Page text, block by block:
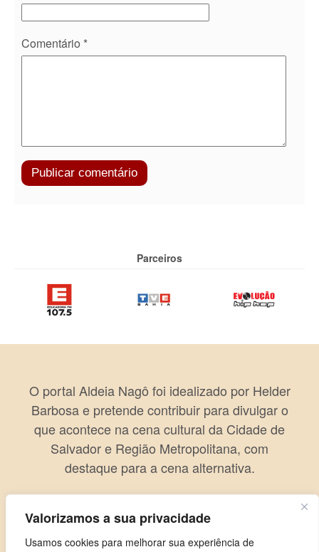
Valorizamos a sua privacidade
Usamos cookies para melhorar sua experiência de
Comentário *
Parceiros
O portal Aldeia Nagô foi idealizado por Helder
Barbosa e pretende contribuir para divulgar o
que acontece na cena cultural da Cidade de
Salvador e Região Metropolitana, com
destaque para a cena alternativa.